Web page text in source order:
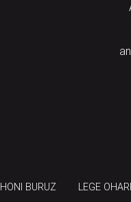
HONI BURUZ LEGE